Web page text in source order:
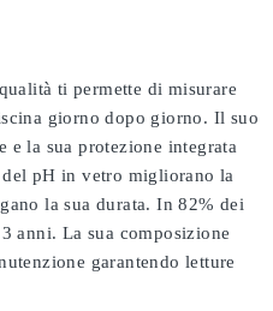
ti permette di misurare
giorno dopo giorno. Il suo
e la sua protezione integrata
pH in vetro migliorano la
la sua durata. In 82% dei
anni. La sua composizione
garantendo letture